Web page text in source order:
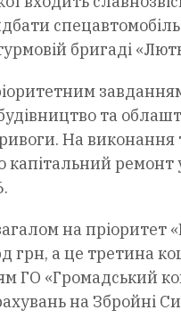
бригаді
та
На
ремонт
на пріоритет
а це третина
ГО «Громадський
на Збройні